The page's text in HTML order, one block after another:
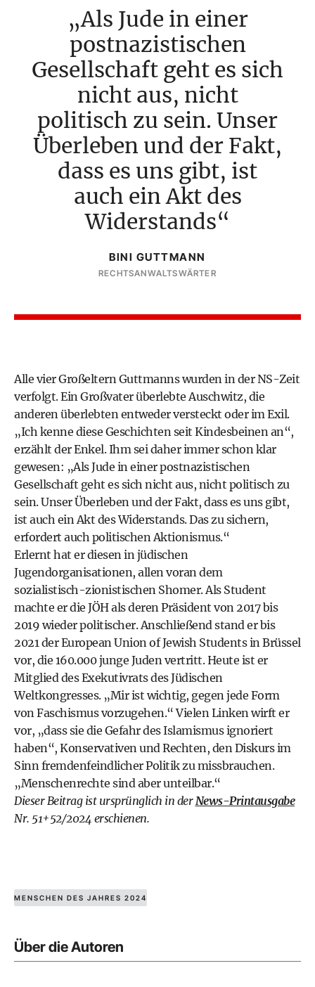
Als Jude in einer
postnazistischen
Gesellschaft geht es sich
nicht aus, nicht
politisch zu sein. Unser
Überleben und der Fakt,
dass es uns gibt, ist
auch ein Akt des
Widerstands
BINI GUTTMANN
RECHTSANWALTSWÄRTER
Alle vier Großeltern Guttmanns wurden in der NS-Zeit
verfolgt. Ein Großvater überlebte Auschwitz, die
anderen überlebten entweder versteckt oder im Exil.
„Ich kenne diese Geschichten seit Kindesbeinen an“,
erzählt der Enkel. Ihm sei daher immer schon klar
gewesen: „Als Jude in einer postnazistischen
Gesellschaft geht es sich nicht aus, nicht politisch zu
sein. Unser Überleben und der Fakt, dass es uns gibt,
ist auch ein Akt des Widerstands. Das zu sichern,
erfordert auch politischen Aktionismus.“
Erlernt hat er diesen in jüdischen
Jugendorganisationen, allen voran dem
sozialistisch-­zionistischen Shomer. Als Student
machte er die JÖH als deren Präsident von 2017 bis
2019 wieder politischer. Anschließend stand er bis
2021 der European Union of Jewish Students in Brüssel
vor, die 160.000 junge Juden vertritt. Heute ist er
Mitglied des Exekutivrats des Jüdischen
Weltkongresses. „Mir ist wichtig, gegen jede Form
von Faschismus vorzugehen.“ Vielen Linken wirft er
vor, „dass sie die Gefahr des Islamismus ignoriert
haben“, Konservativen und Rechten, den Diskurs im
Sinn fremdenfeindlicher Politik zu missbrauchen.
„Menschenrechte sind aber unteilbar.“
Dieser Beitrag ist ursprünglich in derNews-Printausgabe
Nr. 51+52/2024 erschienen.
MENSCHEN DES JAHRES 2024
Über die Autoren